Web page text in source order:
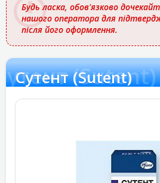
Будь ласка, обов'язково
нашого оператора для
після його оформлення.
(Sutent)
Сутент (Sutent)